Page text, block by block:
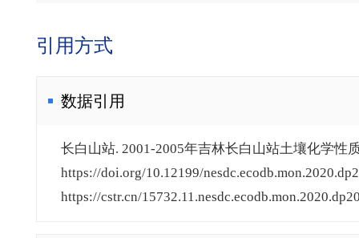
引用方式
数据引用
长白山站. 2001-2005年吉林长白山站土壤化学性
https://doi.org/10.12199/
https://cstr.cn/